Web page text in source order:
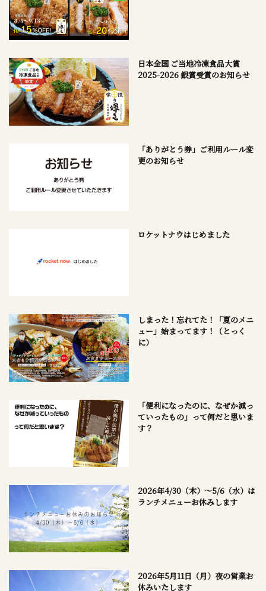
日本全国 ご当地冷凍食品大賞
2025-2026 銀賞受賞のお知らせ
「ありがとう券」ご利用ルール変
更のお知らせ
ロケットナウはじめました
しまった！忘れてた！「夏のメニ
ュー」始まってます！（とっく
に）
「便利になったのに、なぜか減っ
ていったもの」って何だと思いま
す？
2026年4/30（木）～5/6（水）は
ランチメニューお休みします
2026年5月11日（月）夜の営業お
休みいたします